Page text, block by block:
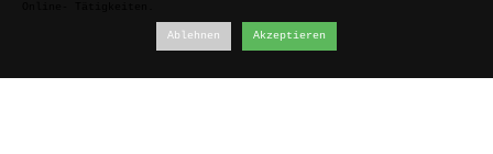
Ablehnen Akzeptieren